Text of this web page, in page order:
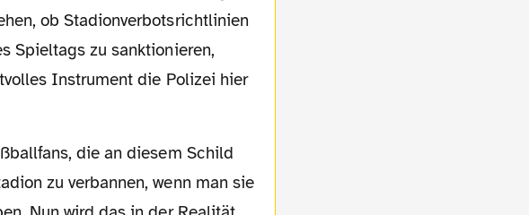
ob Stadionverbotsrichtlinien
Spieltags zu sanktionieren,
Instrument die Polizei hier
zu verbannen, wenn man sie